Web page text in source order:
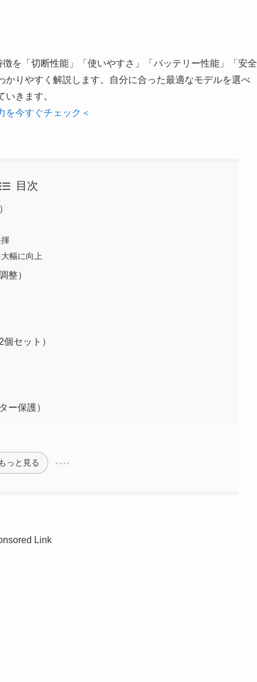
を「切断性能」「使いやすさ」「バッテリー性能」「安全
りやすく解説します。自分に合った最適なモデルを選べ
きます。
を今すぐチェック＜
目次
幅に向上
整）
セット）
ー保護）
もっと見る
Link